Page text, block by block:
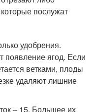
послужат
удобрения.
ягод. Если
ветками, плоды
удаляют лишние
– 15. Большее их